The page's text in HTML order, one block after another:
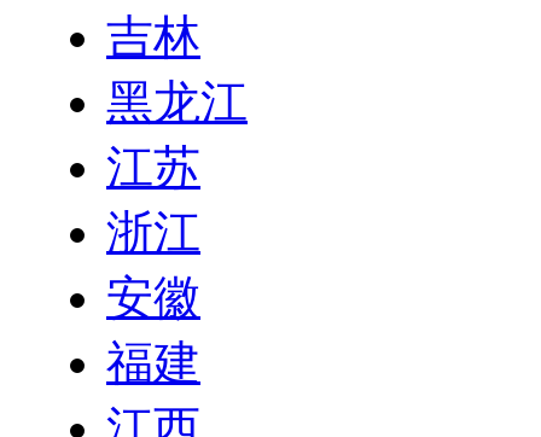
吉林
黑龙江
江苏
浙江
安徽
福建